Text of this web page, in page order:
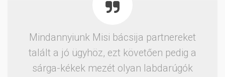
Mindannyiunk Misi bácsija partnereket
talált a jó ügyhöz, ezt követően pedig a
sárga-kékek mezét olyan labdarúgók